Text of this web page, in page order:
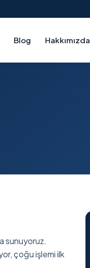
Blog Hakkımızda
sunuyoruz.
çoğu işlemi ilk